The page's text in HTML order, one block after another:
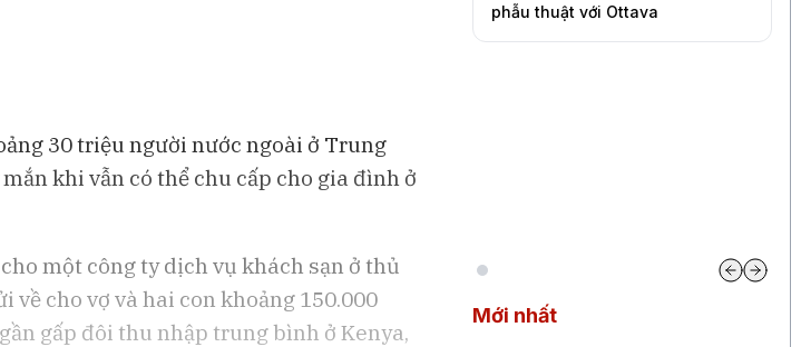
30 triệu người nước ngoài ở Trung
khi vẫn có thể chu cấp cho gia đình ở
một công ty dịch vụ khách sạn ở thủ
về cho vợ và hai con khoảng 150.000
gấp đôi thu nhập trung bình ở Kenya,
phẫu thuật với Ottava
Mới nhất